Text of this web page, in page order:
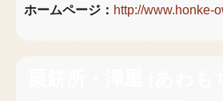
ホームページ： http://www.honke-